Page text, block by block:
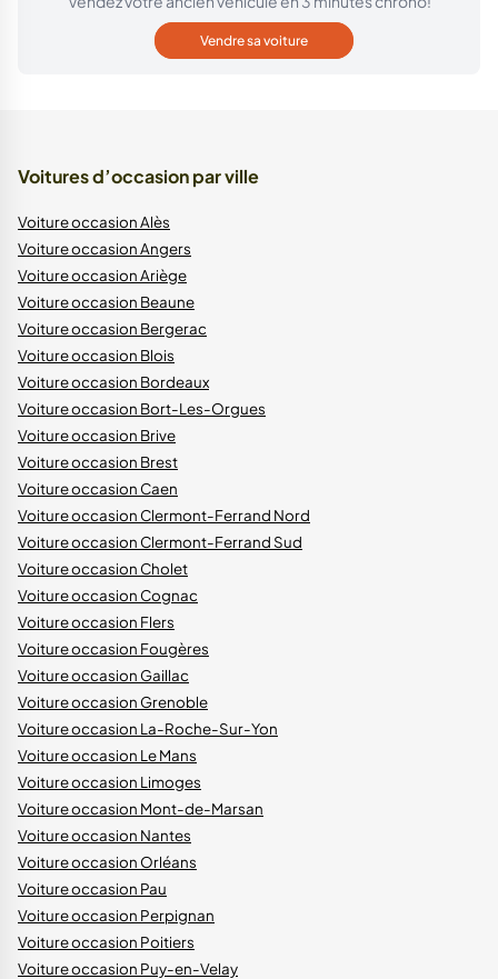
Vendre sa voiture
Voitures d’occasion par ville
Voiture occasion Alès
Voiture occasion Angers
Voiture occasion Ariège
Voiture occasion Beaune
Voiture occasion Bergerac
Voiture occasion Blois
Voiture occasion Bordeaux
Voiture occasion Bort-Les-Orgues
Voiture occasion Brive
Voiture occasion Brest
Voiture occasion Caen
Voiture occasion Clermont-Ferrand Nord
Voiture occasion Clermont-Ferrand Sud
Voiture occasion Cholet
Voiture occasion Cognac
Voiture occasion Flers
Voiture occasion Fougères
Voiture occasion Gaillac
Voiture occasion Grenoble
Voiture occasion La-Roche-Sur-Yon
Voiture occasion Le Mans
Voiture occasion Limoges
Voiture occasion Mont-de-Marsan
Voiture occasion Nantes
Voiture occasion Orléans
Voiture occasion Pau
Voiture occasion Perpignan
Voiture occasion Poitiers
Voiture occasion Puy-en-Velay